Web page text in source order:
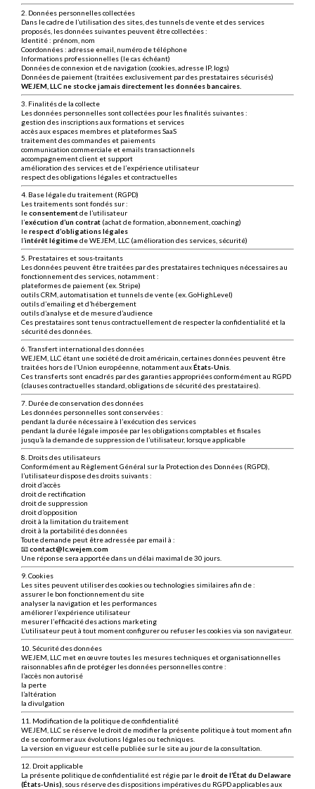
2. Données personnelles collectées
Dans le cadre de l’utilisation des sites, des tunnels de vente et des services
proposés, les données suivantes peuvent être collectées :
Identité : prénom, nom
Coordonnées : adresse email, numéro de téléphone
Informations professionnelles (le cas échéant)
Données de connexion et de navigation (cookies, adresse IP, logs)
Données de paiement (traitées exclusivement par des prestataires sécurisés)
WEJEM, LLC ne stocke jamais directement les données bancaires.
3. Finalités de la collecte
Les données personnelles sont collectées pour les finalités suivantes :
gestion des inscriptions aux formations et services
accès aux espaces membres et plateformes SaaS
traitement des commandes et paiements
communication commerciale et emails transactionnels
accompagnement client et support
amélioration des services et de l’expérience utilisateur
respect des obligations légales et contractuelles
4. Base légale du traitement (RGPD)
Les traitements sont fondés sur :
leconsentementde l’utilisateur
l’exécution d’un contrat (achat de formation, abonnement, coaching)
lerespect d’obligations légales
l’intérêt légitimede WEJEM, LLC (amélioration des services, sécurité)
5. Prestataires et sous-traitants
Les données peuvent être traitées par des prestataires techniques nécessaires au
fonctionnement des services, notamment :
plateformes de paiement (ex. Stripe)
outils CRM, automatisation et tunnels de vente (ex. GoHighLevel)
outils d’emailing et d’hébergement
outils d’analyse et de mesure d’audience
Ces prestataires sont tenus contractuellement de respecter la confidentialité et la
sécurité des données.
6. Transfert international des données
WEJEM, LLC étant une société de droit américain, certaines données peuvent être
traitées hors de l’Union européenne, notamment auxÉtats-Unis
Ces transferts sont encadrés par des garanties appropriées conformément au RGPD
(clauses contractuelles standard, obligations de sécurité des prestataires).
7. Durée de conservation des données
Les données personnelles sont conservées :
pendant la durée nécessaire à l’exécution des services
pendant la durée légale imposée par les obligations comptables et fiscales
jusqu’à la demande de suppression de l’utilisateur, lorsque applicable
8. Droits des utilisateurs
Conformément au Règlement Général sur la Protection des Données (RGPD),
l’utilisateur dispose des droits suivants :
droit d’accès
droit de rectification
droit de suppression
droit d’opposition
droit à la limitation du traitement
droit à la portabilité des données
Toute demande peut être adressée par email à :
📧contact@lc.wejem.com
Une réponse sera apportée dans un délai maximal de 30 jours.
9. Cookies
Les sites peuvent utiliser des cookies ou technologies similaires afin de :
assurer le bon fonctionnement du site
analyser la navigation et les performances
améliorer l’expérience utilisateur
mesurer l’efficacité des actions marketing
L’utilisateur peut à tout moment configurer ou refuser les cookies via son navigateur.
10. Sécurité des données
WEJEM, LLC met en œuvre toutes les mesures techniques et organisationnelles
raisonnables afin de protéger les données personnelles contre :
l’accès non autorisé
la perte
l’altération
la divulgation
11. Modification de la politique de confidentialité
WEJEM, LLC se réserve le droit de modifier la présente politique à tout moment afin
de se conformer aux évolutions légales ou techniques.
La version en vigueur est celle publiée sur le site au jour de la consultation.
12. Droit applicable
La présente politique de confidentialité est régie par ledroit de l’État du Delaware
(États-Unis) , sous réserve des dispositions impératives du RGPD applicables aux